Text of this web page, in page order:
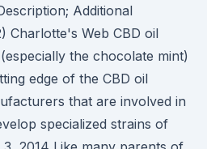
Additional
Charlotte's Web CBD oil
the chocolate mint)
edge of the CBD oil
that are involved in
specialized strains of